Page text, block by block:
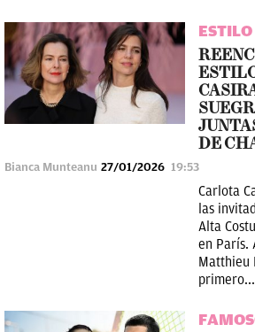
ESTILO
DE
Bianca Munteanu 27/01/2026 19:53
Carlota
las
Alta
en París.
Matthieu
primero...